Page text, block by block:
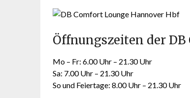
Öffnungszeiten der
Mo – Fr: 6.00 Uhr – 21.30 Uhr
Sa: 7.00 Uhr – 21.30 Uhr
So und Feiertage: 8.00 Uhr – 21.30 Uhr